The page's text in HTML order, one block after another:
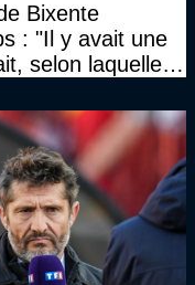
Bixente
: "Il y avait une
selon laquelle il